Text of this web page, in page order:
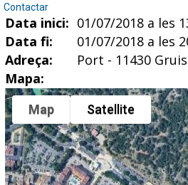
Contactar
Data inici: 01/07/2018 a les
Data fi:
01/07/2018 a les
Adreça:
Port - 11430
Mapa:
Map Satellite